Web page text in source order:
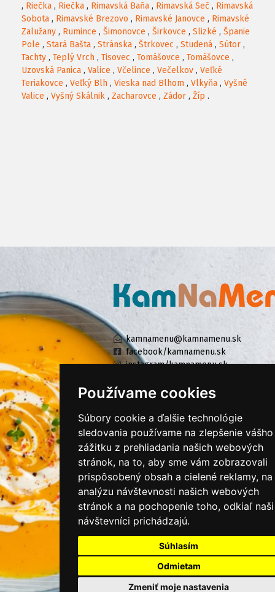
Používame cookies
Súbory cookie a ďalšie technológie
sledovania používame na zlepšenie vášho
zážitku z prehliadania našich webových
stránok, na to, aby sme vám zobrazovali
prispôsobený obsah a cielené reklamy, na
analýzu návštevnosti našich webových
stránok a na pochopenie toho, odkiaľ naši
návštevníci prichádzajú.
Súhlasím
Odmietam
Zmeniť moje nastavenia
, Riečka , Riečka , Rimavská Baňa , Rimavská Seč , Rimavská
Sobota , Rimavské Brezovo , Rimavské Janovce , Rimavské
Zalužany , Rumince , Šimonovce , Širkovce , Slizké , Španie
Pole , Stará Bašta , Stránska , Štrkovec , Studená , Sútor ,
Tachty , Teplý Vrch , Tisovec , Tomášovce , Tomášovce ,
Uzovská Panica , Valice , Včelince , Večelkov , Veľké
Teriakovce , Veľký Blh , Vieska nad Blhom , Vlkyňa , Vyšné
Valice , Vyšný Skálnik , Zacharovce , Zádor , Žíp .
kamnamenu@kamnamenu.sk
facebook/kamnamenu.sk
instagram/kamnamenu.sk
PRIHLÁSIŤ SA DO ZÁKAZNÍCKEJ ZÓNY
Všeobecné obchodné podmienky
Ochrana osobných údajov
Cookies
Moje KamNaMenu
Pridať reštauráciu
Cenník balíkov